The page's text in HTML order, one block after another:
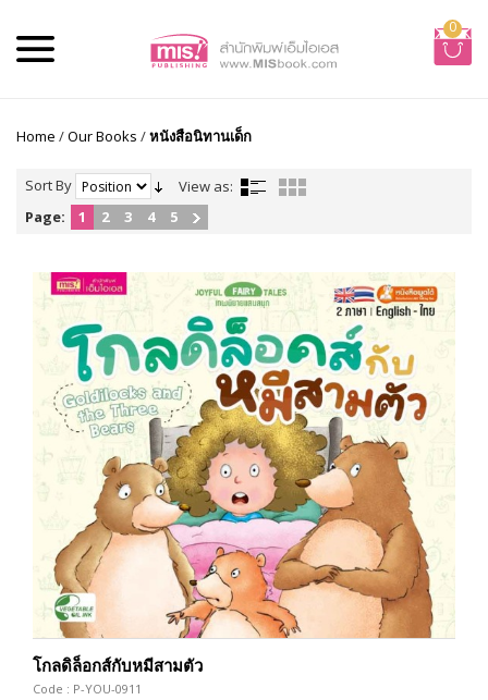
0
Home /Our Books /หนังสือนิทานเด็ก
Sort By
View as:
Page:
1 2 3 4 5
โกลดิล็อกส์กับหมีสามตัว
Code : P-YOU-0911